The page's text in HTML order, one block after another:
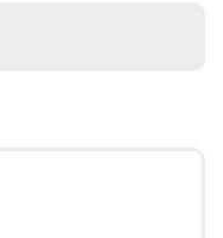
、記事（ブログで紹介